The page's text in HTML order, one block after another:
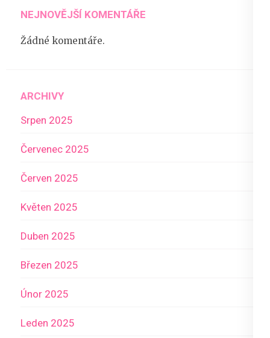
NEJNOVĚJŠÍ KOMENTÁŘE
Žádné komentáře.
ARCHIVY
Srpen 2025
Červenec 2025
Červen 2025
Květen 2025
Duben 2025
Březen 2025
Únor 2025
Leden 2025